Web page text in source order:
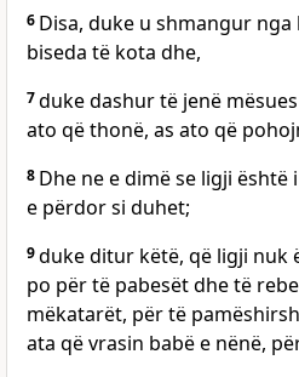
6 Disa, duke u shmangur
biseda të kota dhe,
7duke dashur të jenë
ato që thonë, as ato që
8 Dhe ne e dimë se ligji
e përdor si duhet;
9duke ditur këtë, që ligji nuk
po për të pabesët dhe të
mëkatarët, për të
ata që vrasin babë e nënë,